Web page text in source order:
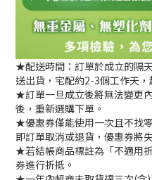
★配送時間：訂單於成立的隔
送出貨，宅配約2-3個工作天，
★訂單一旦成立後將無法變更
後，重新選購下單。
★優惠券僅能使用一次且不找
即訂單取消或退貨，優惠券將
★若結帳商品標註為「不適用
券進行折抵。